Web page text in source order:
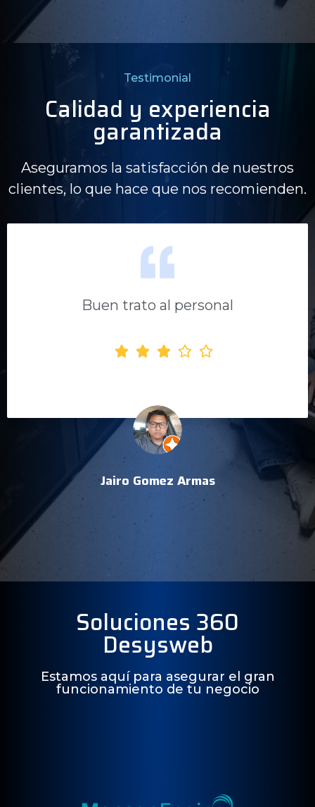
Testimonial
Calidad y experiencia
garantizada
Aseguramos la satisfacción de nuestros
clientes, lo que hace que nos recomienden.
Jairo Gomez Armas
Buen trato al personal
Soluciones 360
Desysweb
Estamos aquí para asegurar el gran
funcionamiento de tu negocio